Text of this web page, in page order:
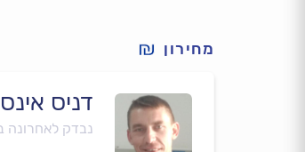
מחירון
דניס
נבדק לאחרונה